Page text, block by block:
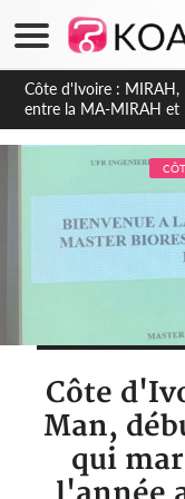
Côte d'Ivoire :
environnement
Côte
Man,
qui